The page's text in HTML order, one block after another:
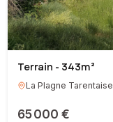
Terrain - 343m²
La Plagne Tarentaise
65 000 €